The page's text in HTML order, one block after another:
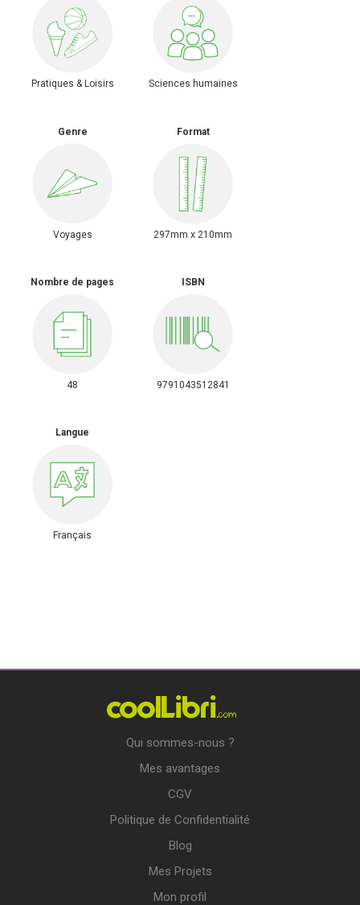
Pratiques & Loisirs Sciences humaines
Genre
Voyages
Format
297mm x 210mm
Nombre de pages
48
ISBN
9791043512841
Langue
Français
Qui sommes-nous ?
Mes avantages
CGV
Politique de Confidentialité
Blog
Mes Projets
Mon profil